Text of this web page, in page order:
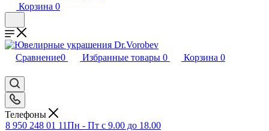
Корзина 0
Сравнение0 Избранные товары 0 Корзина 0
Телефоны
8 950 248 01 11Пн - Пт с 9.00 до 18.00